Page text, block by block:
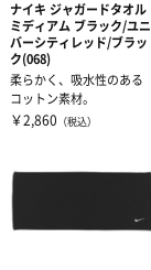
ナイキ ジャガードタオル
ミディアム ブラック/ユニ
バーシティレッド/ブラッ
ク(068)
柔らかく、吸水性のある
コットン素材。
￥2,860 （税込）